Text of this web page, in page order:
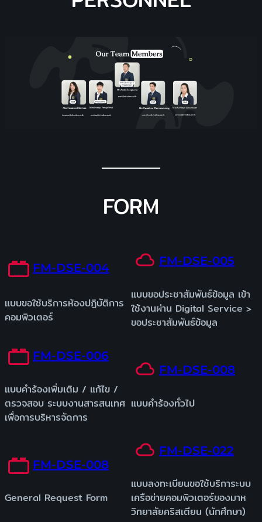
FORM
FM-DSE-004
แบบขอใช้บริการห้องปฏิบัติการ
คอมพิวเตอร์
FM-DSE-005
แบบขอประชาสัมพันธ์ข้อมูล เข้า
ใช้งานผ่าน Digital Service >
ขอประชาสัมพันธ์ข้อมูล
FM-DSE-006
แบบคำร้องเพิ่มเติม / แก้ไข /
ตรวจสอบ ระบบงานสารสนเทศ
เพื่อการบริหารจัดการ
FM-DSE-008
แบบคำร้องทั่วไป
FM-DSE-008
General Request Form
FM-DSE-022
แบบลงทะเบียนขอใช้บริการะบบ
เครือข่ายคอมพิวเตอร์ของมาห
วิทยาลัยคริสเตียน (นักศึกษา)